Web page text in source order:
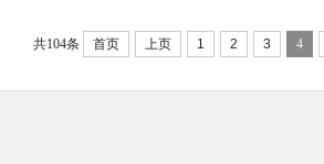
共104条 首页 上页 1 2 3 4